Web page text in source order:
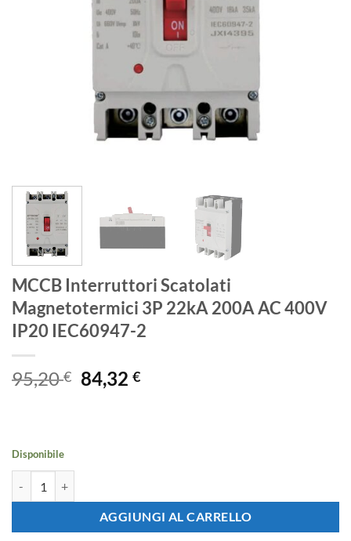
MCCB Interruttori Scatolati
Magnetotermici 3P 22kA 200A AC 400V
IP20 IEC60947-2
95,20€ Il
prezzo
84,32€Il
Disponibile
AGGIUNGI AL CARRELLO